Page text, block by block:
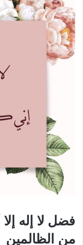
فضل لا إله
من الظالمين